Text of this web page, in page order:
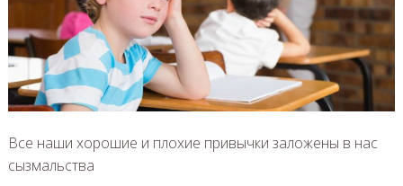
Все наши хорошие и плохие привычки заложены в нас
сызмальства